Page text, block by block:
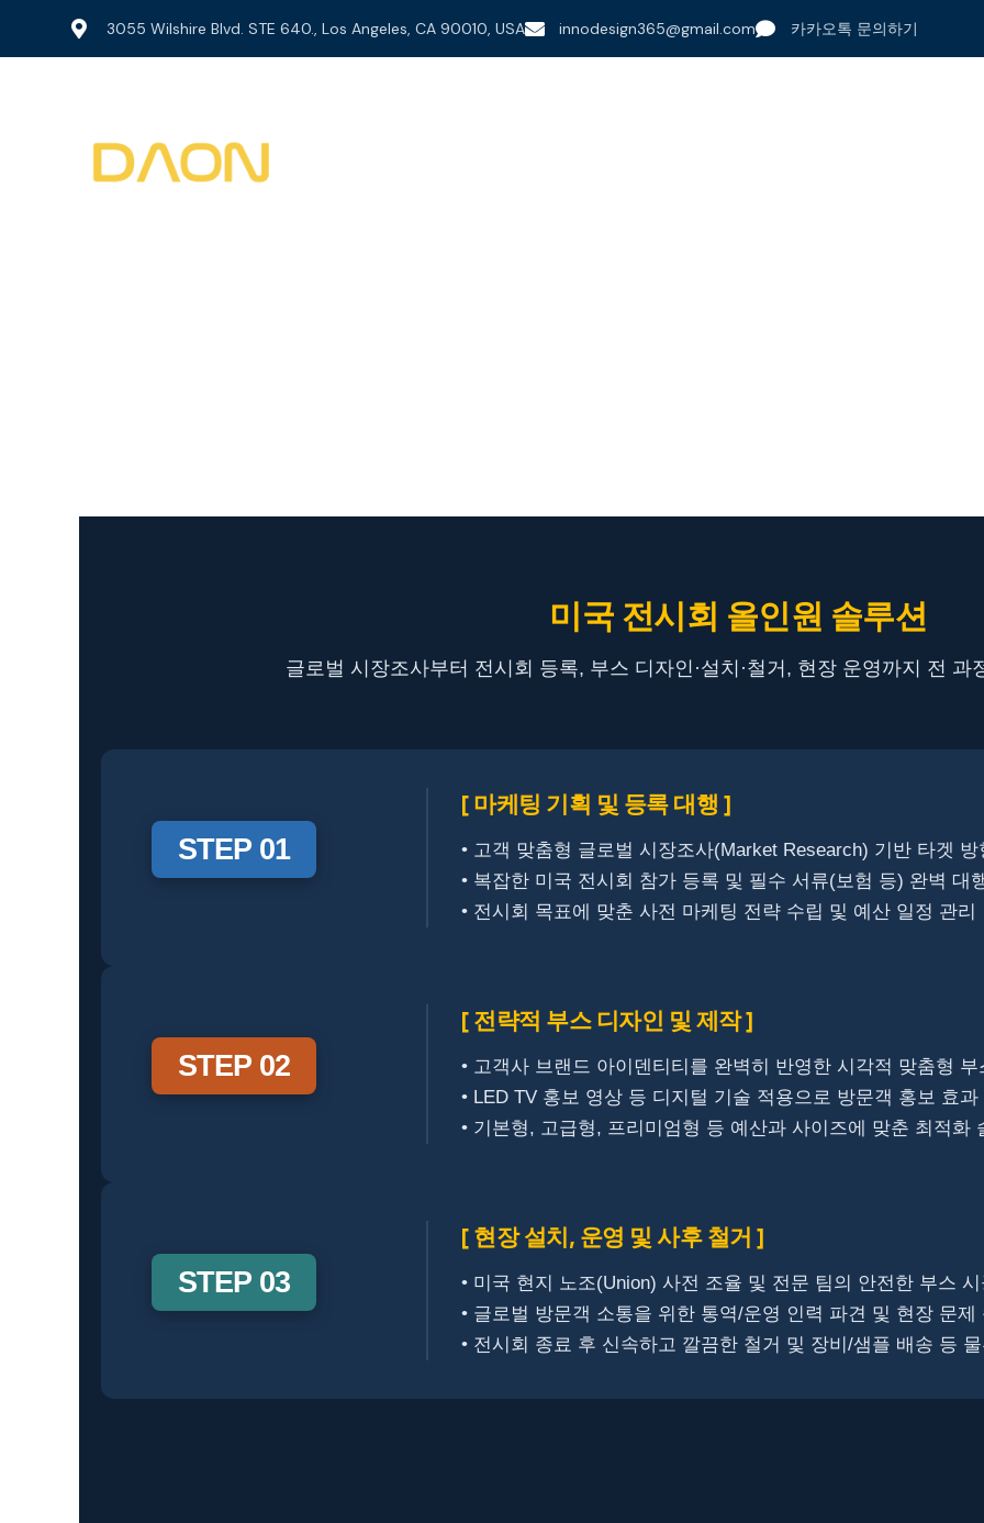
3055 Wilshire Blvd. STE 640., Los Angeles, CA 90010, USA innodesign365@gmail.com 카카오톡 문의하기
미국 전시회 올인원 솔루션
글로벌 시장조사부터 전시회 등록, 부스 디자인·설치·철거, 현장 운영까지 전 과
STEP 01
[ 마케팅 기획 및 등록 대행 ]
• 고객 맞춤형 글로벌 시장조사(Market Research) 기반 타겟 방
• 복잡한 미국 전시회 참가 등록 및 필수 서류(보험 등) 완벽 대
• 전시회 목표에 맞춘 사전 마케팅 전략 수립 및 예산 일정 관리
STEP 02
[ 전략적 부스 디자인 및 제작 ]
• 고객사 브랜드 아이덴티티를 완벽히 반영한 시각적 맞춤형
• LED TV 홍보 영상 등 디지털 기술 적용으로 방문객 홍보 효과
• 기본형, 고급형, 프리미엄형 등 예산과 사이즈에 맞춘 최적화
STEP 03
[ 현장 설치, 운영 및 사후 철거 ]
• 미국 현지 노조(Union) 사전 조율 및 전문 팀의 안전한 부스
• 글로벌 방문객 소통을 위한 통역/운영 인력 파견 및 현장 문제
• 전시회 종료 후 신속하고 깔끔한 철거 및 장비/샘플 배송 등